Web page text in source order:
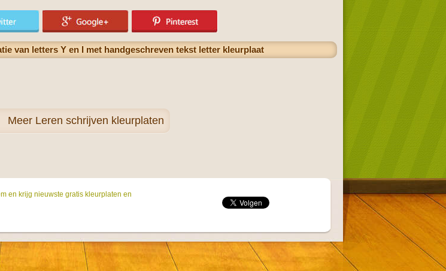
van letters Y en I met handgeschreven tekst letter kleurplaat
Meer Leren schrijven kleurplaten
en krijg nieuwste gratis kleurplaten en